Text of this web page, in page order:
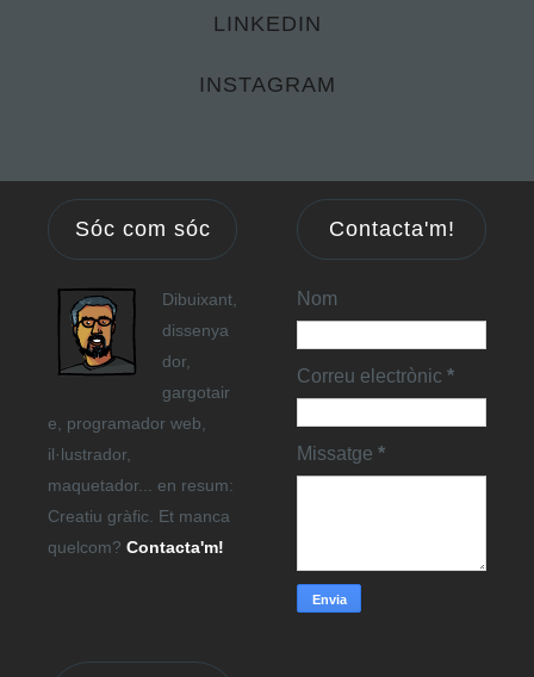
LINKEDIN
INSTAGRAM
Sóc com sóc
Dibuixant,
dissenya
dor,
gargotair
e, programador web,
il·lustrador,
maquetador... en resum:
Creatiu gràfic. Et manca
quelcom? Contacta'm!
Contacta'm!
Nom
Correu electrònic *
Missatge *